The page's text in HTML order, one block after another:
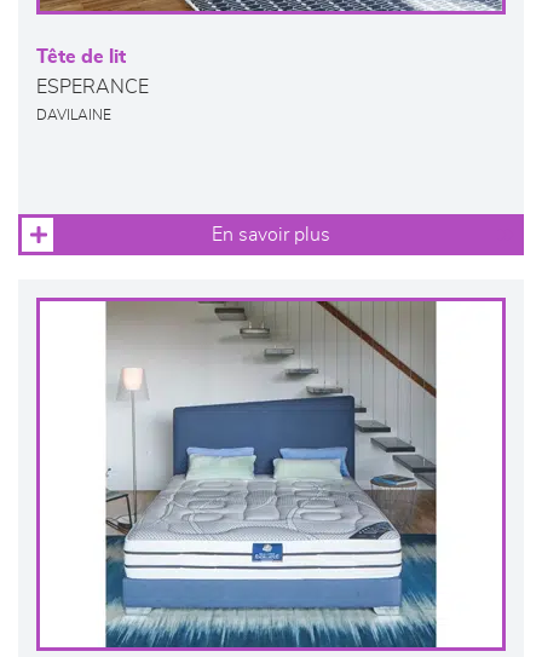
Tête de lit
ESPERANCE
DAVILAINE
En savoir plus